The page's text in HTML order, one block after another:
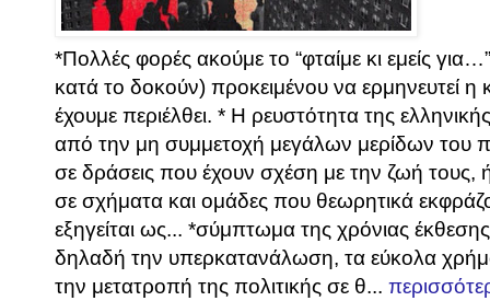
*Πολλές φορές ακούμε το “φταίμε κι εμείς
κατά το δοκούν) προκειμένου να ερμηνευτεί
έχουμε περιέλθει. * Η ρευστότητα της
από την μη συμμετοχή μεγάλων μερίδων του
σε δράσεις που έχουν σχέση με την ζωή τους,
σε σχήματα και ομάδες που θεωρητικά
εξηγείται ως... *σύμπτωμα της χρόνιας
δηλαδή την υπερκατανάλωση, τα εύκολα
την μετατροπή της πολιτικής σε θ...